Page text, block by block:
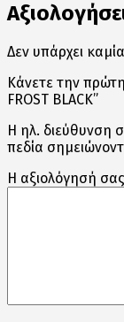
Δεν υπάρχει
Κάνετε την
FROST BLACK”
Η ηλ. διεύθυνση
πεδία
Η αξιολόγησή σας